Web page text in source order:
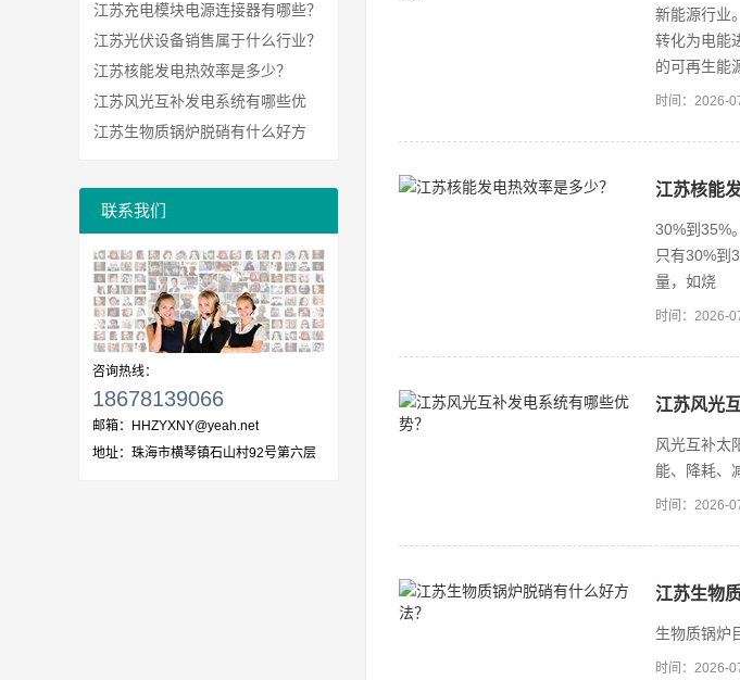
新能源行业
转化为电能
的可再生能
时间：2026-
江苏核能
30%到35%
只有30%到
量，如烧
时间：2026-
江苏风光
风光互补太
能、降耗、
时间：2026-
江苏生物
生物质锅炉
时间：2026-
江苏充电模块电源连接器有哪些？
江苏光伏设备销售属于什么行业？
江苏核能发电热效率是多少？
江苏风光互补发电系统有哪些优
势？
江苏生物质锅炉脱硝有什么好方
联系我们
咨询热线：
18678139066
邮箱： HHZYXNY@yeah.net
地址： 珠海市横琴镇石山村92号第六层